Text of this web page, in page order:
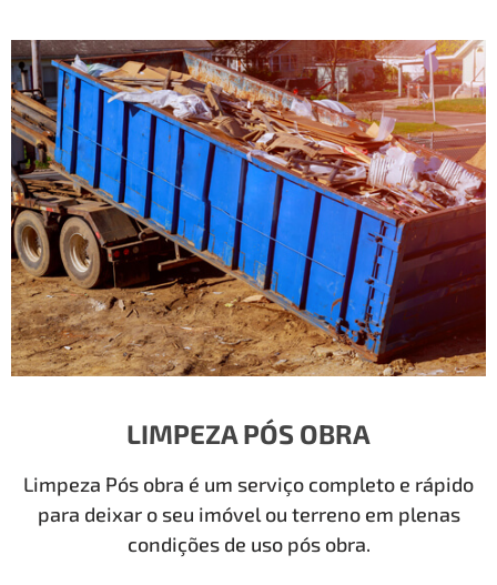
LIMPEZA PÓS OBRA
Limpeza Pós obra é um serviço completo e rápido
para deixar o seu imóvel ou terreno em plenas
condições de uso pós obra.